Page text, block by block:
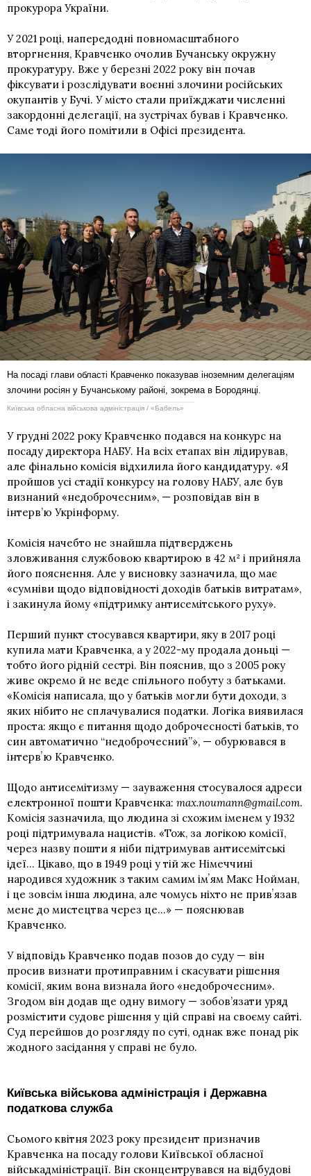
прокурора України.
У 2021 році, напередодні повномасштабного
вторгнення, Кравченко очолив Бучанську окружну
прокуратуру. Вже у березні 2022 року він почав
фіксувати і розслідувати воєнні злочини російських
окупантів у Бучі. У місто стали приїжджати численні
закордонні делегації, на зустрічах бував і Кравченко.
Саме тоді його помітили в Офісі президента.
На посаді глави області Кравченко показував іноземним делегаціям
злочини росіян у Бучанському районі, зокрема в Бородянці.
Київська обласна військова адміністрація / «Бабель»
У грудні 2022 року Кравченко подався на конкурс на
посаду директора НАБУ. На всіх етапах він лідирував,
але фінально комісія відхилила його кандидатуру. «Я
пройшов усі стадії конкурсу на голову НАБУ, але був
визнаний «недоброчесним», — розповідав він в
інтерв’ю Укрінформу.
Комісія начебто не знайшла підтверджень
зловживання службовою квартирою в 42 м² і прийняла
його пояснення. Але у висновку зазначила, що має
«сумніви щодо відповідності доходів батьків витратам»,
і закинула йому «підтримку антисемітського руху».
Перший пункт стосувався квартири, яку в 2017 році
купила мати Кравченка, а у 2022-му продала доньці —
тобто його рідній сестрі. Він пояснив, що з 2005 року
живе окремо й не веде спільного побуту з батьками.
«Комісія написала, що у батьків могли бути доходи, з
яких нібито не сплачувалися податки. Логіка виявилася
проста: якщо є питання щодо доброчесності батьків, то
син автоматично “недоброчесний”», — обурювався в
інтервʼю Кравченко.
Щодо антисемітизму — зауваження стосувалося адреси
електронної пошти Кравченка: max.noumann@gmail.com.
Комісія зазначила, що людина зі схожим іменем у 1932
році підтримувала нацистів. «Тож, за логікою комісії,
через назву пошти я ніби підтримував антисемітські
ідеї… Цікаво, що в 1949 році у тій же Німеччині
народився художник з таким самим імʼям Макс Нойман,
і це зовсім інша людина, але чомусь ніхто не привʼязав
мене до мистецтва через це…» — пояснював
Кравченко.
У відповідь Кравченко подав позов до суду — він
просив визнати протиправним і скасувати рішення
комісії, яким вона визнала його «недоброчесним».
Згодом він додав ще одну вимогу — зобов’язати уряд
розмістити судове рішення у цій справі на своєму сайті.
Суд перейшов до розгляду по суті, однак вже понад рік
жодного засідання у справі не було.
Київська військова адміністрація і Державна
податкова служба
Сьомого квітня 2023 року президент призначив
Кравченка на посаду голови Київської обласної
військадміністрації. Він сконцентрувався на відбудові